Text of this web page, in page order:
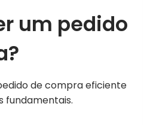
um pedido
de compra eficiente
fundamentais.